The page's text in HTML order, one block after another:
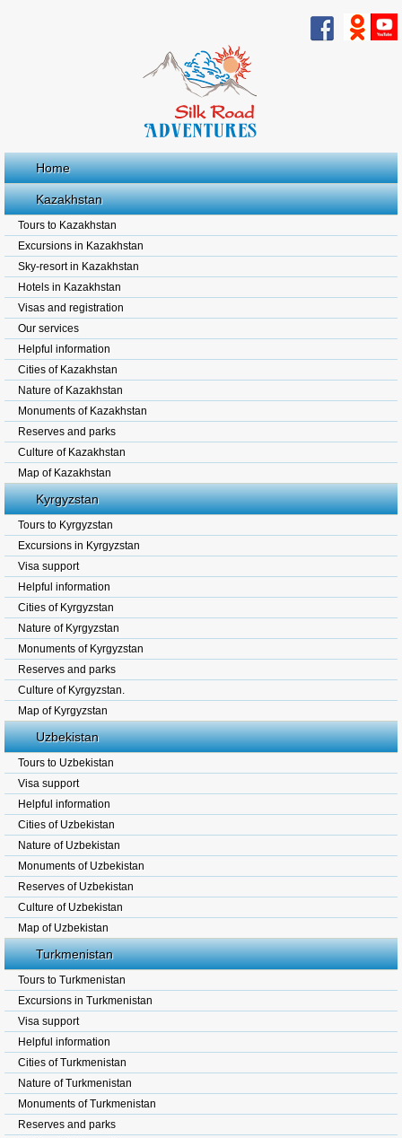
Home
Kazakhstan
Tours to Kazakhstan
Excursions in Kazakhstan
Sky-resort in Kazakhstan
Hotels in Kazakhstan
Visas and registration
Our services
Helpful information
Cities of Kazakhstan
Nature of Kazakhstan
Monuments of Kazakhstan
Reserves and parks
Culture of Kazakhstan
Map of Kazakhstan
Kyrgyzstan
Tours to Kyrgyzstan
Excursions in Kyrgyzstan
Visa support
Helpful information
Cities of Kyrgyzstan
Nature of Kyrgyzstan
Monuments of Kyrgyzstan
Reserves and parks
Culture of Kyrgyzstan.
Map of Kyrgyzstan
Uzbekistan
Tours to Uzbekistan
Visa support
Helpful information
Cities of Uzbekistan
Nature of Uzbekistan
Monuments of Uzbekistan
Reserves of Uzbekistan
Culture of Uzbekistan
Map of Uzbekistan
Turkmenistan
Tours to Turkmenistan
Excursions in Turkmenistan
Visa support
Helpful information
Cities of Turkmenistan
Nature of Turkmenistan
Monuments of Turkmenistan
Reserves and parks